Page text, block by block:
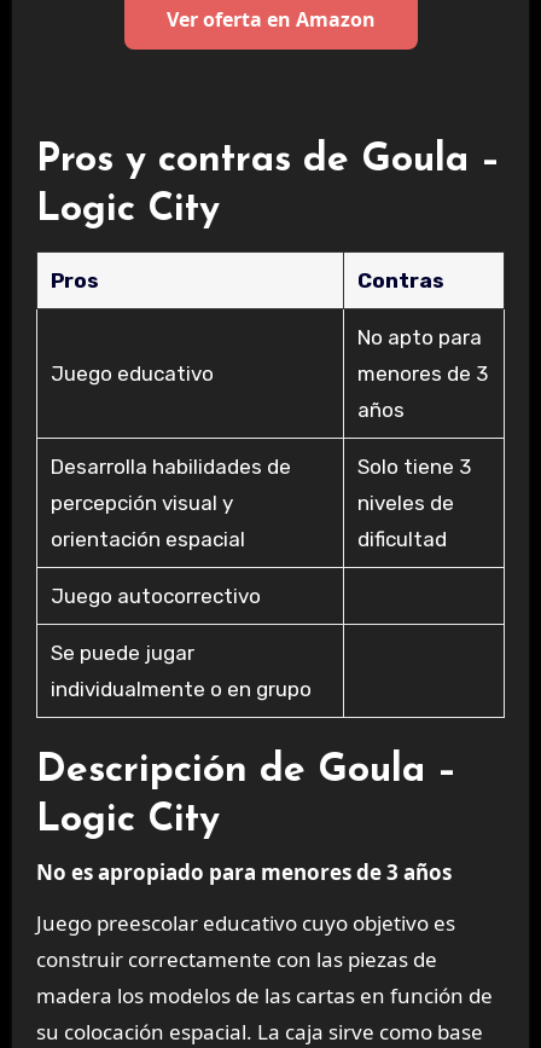
Ver oferta en Amazon
Pros y contras de Goula –
Logic City
Pros Contras
Juego educativo
No apto para
menores de 3
años
Desarrolla habilidades de
percepción visual y
orientación espacial
Solo tiene 3
niveles de
dificultad
Juego autocorrectivo
Se puede jugar
individualmente o en grupo
Descripción de Goula –
Logic City
No es apropiado para menores de 3 años
Juego preescolar educativo cuyo objetivo es
construir correctamente con las piezas de
madera los modelos de las cartas en función de
su colocación espacial. La caja sirve como base